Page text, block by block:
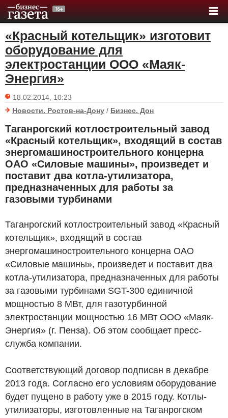
«Красный котельщик» изготовит
оборудование для
электростанции ООО «Маяк-
Энергия»
18.02.2014, 10:23
Новости. Ростов-на-Дону / Бизнес. Дон
Таганрогский котлостроительный завод
«Красный котельщик», входящий в состав
энергомашиностроительного концерна
ОАО «Силовые машины», произведет и
поставит два котла-утилизатора,
предназначенных для работы за
газовыми турбинами
Таганрогский котлостроительный завод «Красный
котельщик», входящий в состав
энергомашиностроительного концерна ОАО
«Силовые машины», произведет и поставит два
котла-утилизатора, предназначенных для работы
за газовыми турбинами SGT-300 единичной
мощностью 8 МВт, для газотурбинной
электростанции мощностью 16 МВт ООО «Маяк-
Энергия» (г. Пенза). Об этом сообщает пресс-
служба компании.
Соответствующий договор подписан в декабре
2013 года. Согласно его условиям оборудование
будет пущено в работу уже в 2015 году. Котлы-
утилизаторы, изготовленные на Таганрогском